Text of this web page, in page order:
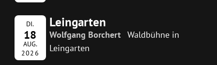
DI.
18
AUG.
2026
Leingarten
Wolfgang Borchert
Waldbühne in
Leingarten